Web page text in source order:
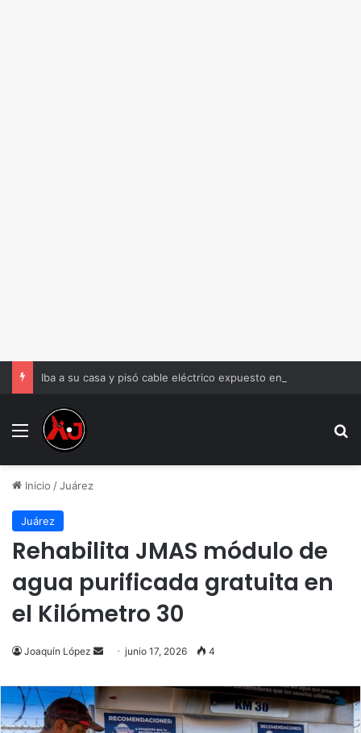
Iba a su casa y pisó cable eléctrico expuesto en banqueta
Menu
Inicio /Juárez
Juárez
Rehabilita JMAS módulo de
agua purificada gratuita en
el Kilómetro 30
Joaquín López
Send
email
junio 17, 2026 4